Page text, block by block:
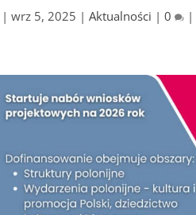
| wrz 5, 2025 | Aktualności | 0 |